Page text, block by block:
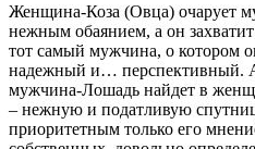
Женщина-Коза (Овца) очарует
нежным обаянием, а он захватит
тот самый мужчина, о котором
надежный и… перспективный.
мужчина-Лошадь найдет в
– нежную и податливую
приоритетным только его